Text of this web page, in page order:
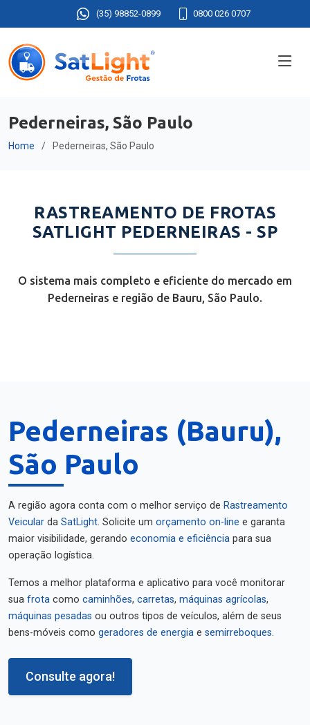
(35) 98852-0899 0800 026 0707
Pederneiras, São Paulo
Home Pederneiras, São Paulo
RASTREAMENTO DE FROTAS
SATLIGHT PEDERNEIRAS - SP
O sistema mais completo e eficiente do mercado em
Pederneiras e região de Bauru, São Paulo.
Pederneiras (Bauru),
São Paulo
A região agora conta com o melhor serviço de Rastreamento
Veicular da SatLight. Solicite um orçamento on-line e garanta
maior visibilidade, gerando economia e eficiência para sua
operação logística.
Temos a melhor plataforma e aplicativo para você monitorar
sua frota como caminhões, carretas, máquinas agrícolas,
máquinas pesadas ou outros tipos de veículos, além de seus
bens-móveis como geradores de energia e semirreboques.
Consulte agora!